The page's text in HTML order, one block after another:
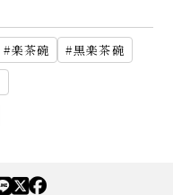
楽茶碗
黒楽茶碗